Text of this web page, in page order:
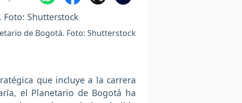
de Bogotá. Foto: Shutterstock
que incluye a la carrera
el Planetario de Bogotá ha